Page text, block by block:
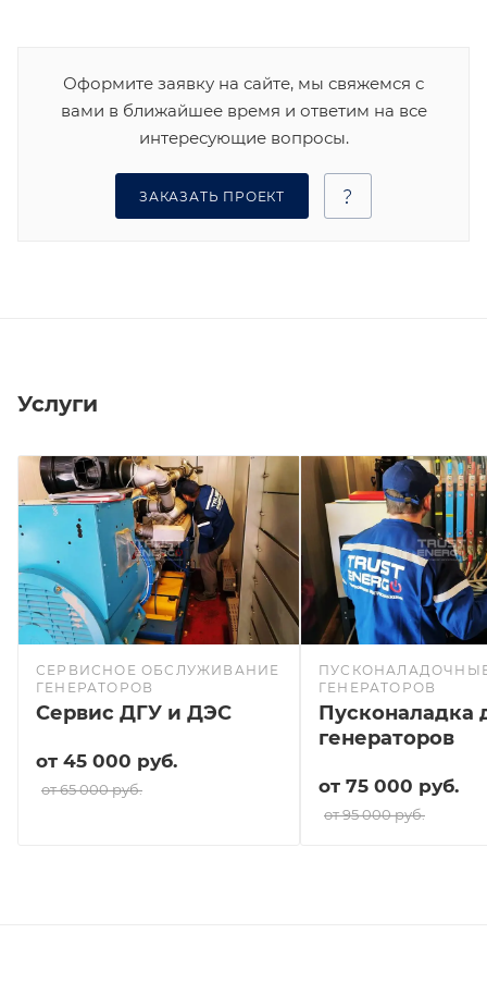
Оформите заявку на сайте, мы свяжемся с
вами в ближайшее время и ответим на все
интересующие вопросы.
ЗАКАЗАТЬ ПРОЕКТ
Услуги
СЕРВИСНОЕ ОБСЛУЖИВАНИЕ
ГЕНЕРАТОРОВ
Сервис ДГУ и ДЭС
от 45 000 руб.
от 65 000 руб.
ГЕНЕРАТОРОВ
Пусконаладка
генераторов
от 75 000 руб.
от 95 000 руб.